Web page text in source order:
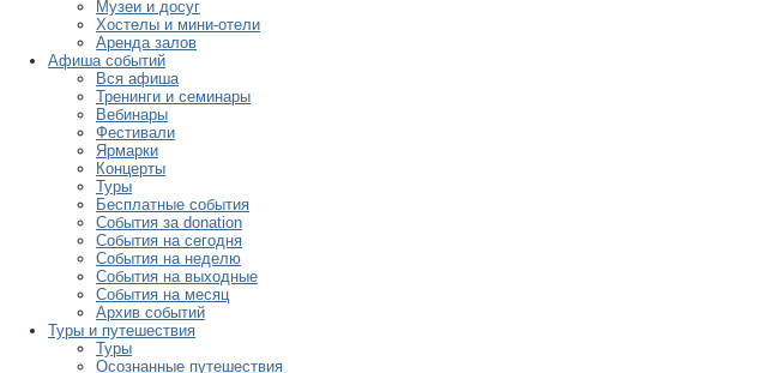
Музеи и досуг
Хостелы и мини-отели
Аренда залов
Афиша событий
Вся афиша
Тренинги и семинары
Вебинары
Фестивали
Ярмарки
Концерты
Туры
Бесплатные события
События за donation
События на сегодня
События на неделю
События на выходные
События на месяц
Архив событий
Туры и путешествия
Туры
Осознанные путешествия